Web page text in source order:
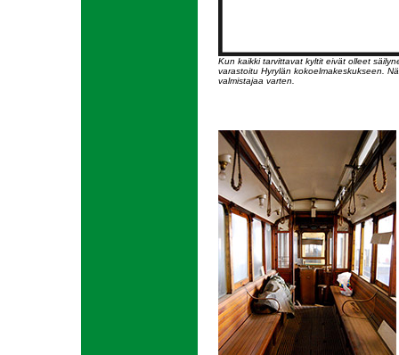
Kun kaikki tarvittavat kyltit eivät olleet
varastoitu Hyrylän kokoelmakeskukseen.
valmistajaa varten.